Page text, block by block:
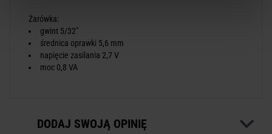
Żarówka:
gwint 5/32"
średnica oprawki 5,6 mm
napięcie zasilania 2,7 V
moc 0,8 VA
DODAJ SWOJĄ OPINIĘ